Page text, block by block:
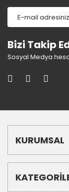
Bizi Takip
Sosyal Medya
KURUMSAL